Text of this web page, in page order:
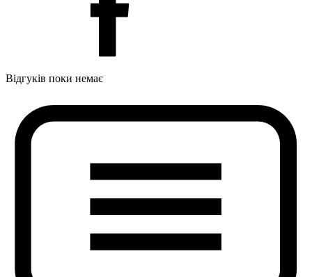
Відгуків поки немає